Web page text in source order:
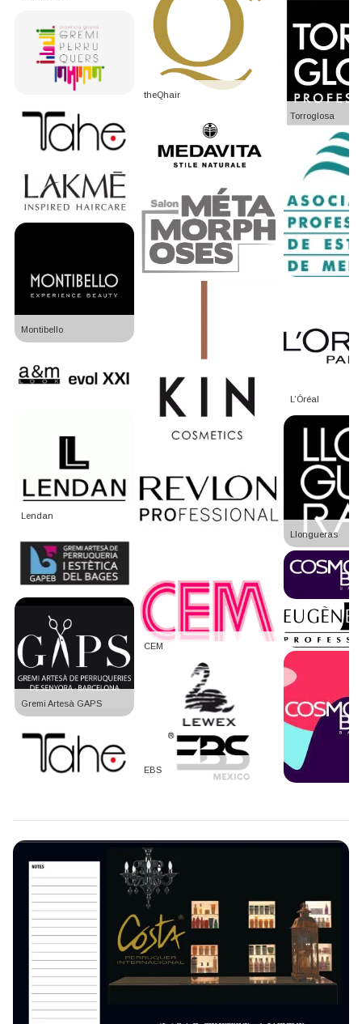
Montibello
Lendan
Gremi Artesà GAPS
theQhair
CEM
EBS
Torroglosa
L’Óréal
Llongueras